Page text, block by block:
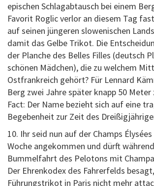
epischen Schlagabtausch bei einem
Favorit Roglic verlor an diesem Tag
auf seinen jüngeren slowenischen
damit das Gelbe Trikot. Die
der Planche des Belles Filles (deutsch
schönen Mädchen), die zu welchem
Ostfrankreich gehört? Für Lennard
Berg zwei Jahre später knapp 50 Meter
Fact: Der Name bezieht sich auf eine
Begebenheit zur Zeit des
10. Ihr seid nun auf der Champs
Woche angekommen und dürft
Bummelfahrt des Pelotons mit
Der Ehrenkodex des Fahrerfelds
Führungstrikot in Paris nicht mehr